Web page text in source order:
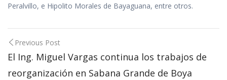
Peralvillo, e Hipolito Morales de Bayaguana, entre otros.
Post
navigation
Previous Post
El Ing. Miguel Vargas continua los trabajos de
reorganización en Sabana Grande de Boya